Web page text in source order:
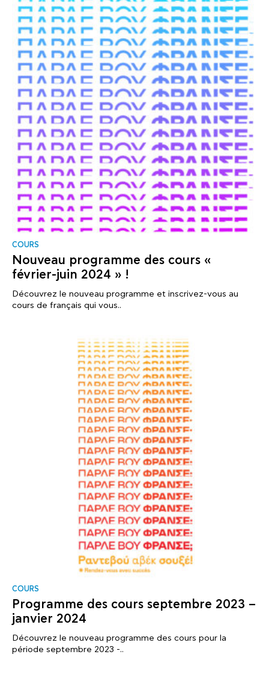
COURS
Nouveau programme des cours «
février-juin 2024 » !
Découvrez le nouveau programme et inscrivez-vous au
cours de français qui vous..
COURS
Programme des cours septembre 2023 –
janvier 2024
Découvrez le nouveau programme des cours pour la
période septembre 2023 -..